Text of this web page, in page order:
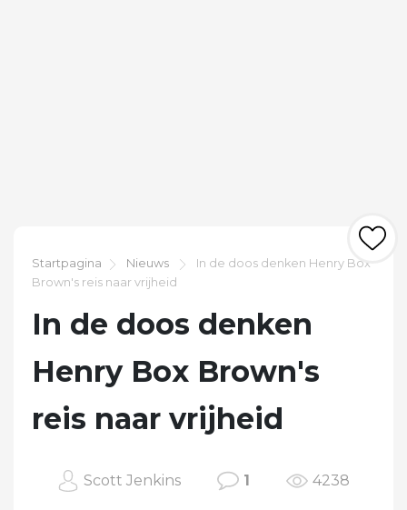
Startpagina Nieuws
In de doos denken Henry Box
Brown's reis naar vrijheid
In de doos denken
Henry Box Brown's
reis naar vrijheid
Scott Jenkins 1 4238